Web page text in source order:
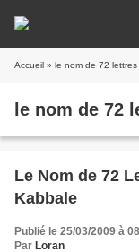
Accueil » le nom de 72 lettres
le nom de 72
Le Nom de 72
Kabbale
Publié le 25/03/2009 à
Par Loran